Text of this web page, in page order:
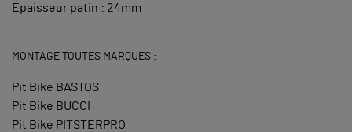
Épaisseur patin : 24mm
MONTAGE TOUTES MARQUES :
Pit Bike BASTOS
Pit Bike BUCCI
Pit Bike PITSTERPRO